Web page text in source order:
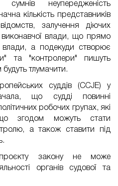
неупередженість
кількість представників
залучення діючих
виконавчої влади, що прямо
а подекуди створює
та "контролери" пишуть
тлумачити.
суддів (CCJE) у
що судді повинні
робочих групах, які
згодом можуть стати
а також ставити під
закону не може
органів судової та